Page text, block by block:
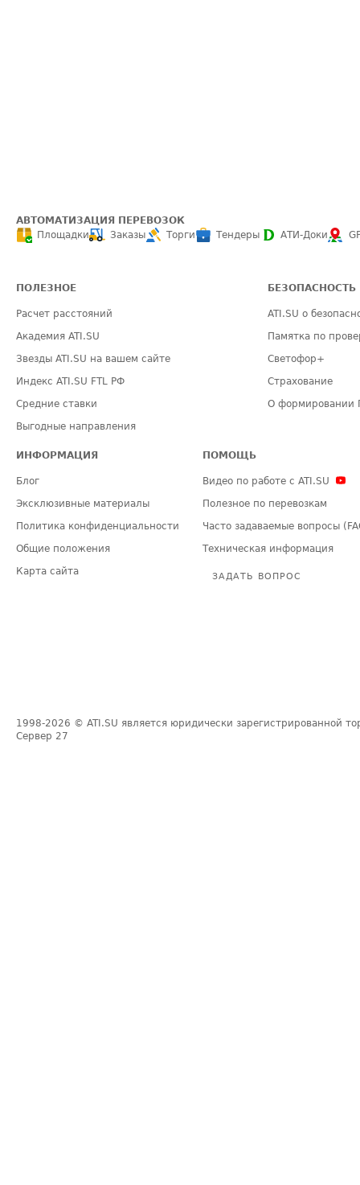
АВТОМАТИЗАЦИЯ ПЕРЕВОЗОК
Площадки
Заказы Торги Тендеры АТИ-Доки
ПОЛЕЗНОЕ
Расчет расстояний
Академия ATI.SU
Звезды ATI.SU на вашем сайте
Индекс ATI.SU FTL РФ
Средние ставки
Выгодные направления
БЕЗОПАСНОСТЬ
ATI.SU о
Памятка по
Светофор+
Страхование
О формировании
ИНФОРМАЦИЯ
Блог
Эксклюзивные материалы
Политика конфиденциальности
Общие положения
Карта сайта
ПОМОЩЬ
Видео по работе с ATI.SU
Полезное по перевозкам
Часто задаваемые вопросы
Техническая информация
ЗАДАТЬ ВОПРОС
1998-2026 © ATI.SU является юридически зарегистрированной
Сервер 27